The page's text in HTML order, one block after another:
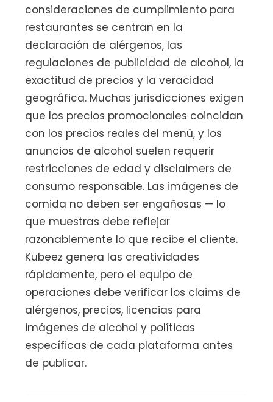
consideraciones de cumplimiento para
restaurantes se centran en la
declaración de alérgenos, las
regulaciones de publicidad de alcohol, la
exactitud de precios y la veracidad
geográfica. Muchas jurisdicciones exigen
que los precios promocionales coincidan
con los precios reales del menú, y los
anuncios de alcohol suelen requerir
restricciones de edad y disclaimers de
consumo responsable. Las imágenes de
comida no deben ser engañosas — lo
que muestras debe reflejar
razonablemente lo que recibe el cliente.
Kubeez genera las creatividades
rápidamente, pero el equipo de
operaciones debe verificar los claims de
alérgenos, precios, licencias para
imágenes de alcohol y políticas
específicas de cada plataforma antes
de publicar.